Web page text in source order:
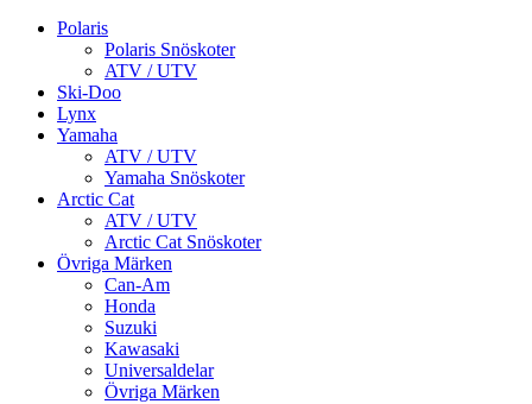
Polaris
Polaris Snöskoter
ATV / UTV
Ski-Doo
Lynx
Yamaha
ATV / UTV
Yamaha Snöskoter
Arctic Cat
ATV / UTV
Arctic Cat Snöskoter
Övriga Märken
Can-Am
Honda
Suzuki
Kawasaki
Universaldelar
Övriga Märken